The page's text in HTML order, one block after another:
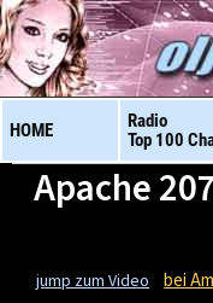
HOME
Radio
Top 100
Apache
jump zum Video bei